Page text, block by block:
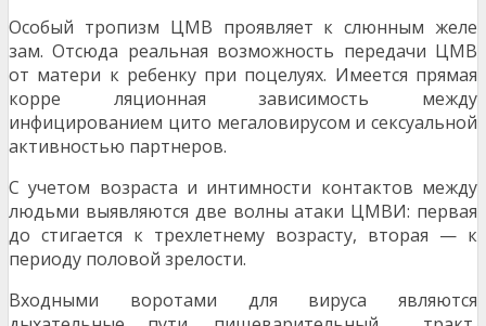
Особый тропизм ЦМВ проявляет к слюнным желе
зам. Отсюда реальная возможность передачи ЦМВ
от матери к ребенку при поцелуях. Имеется прямая
корре ляционная зависимость между
инфицированием цито мегаловирусом и сексуальной
активностью партнеров.
С учетом возраста и интимности контактов между
людьми выявляются две волны атаки ЦМВИ: первая
до стигается к трехлетнему возрасту, вторая — к
периоду половой зрелости.
Входными воротами для вируса являются